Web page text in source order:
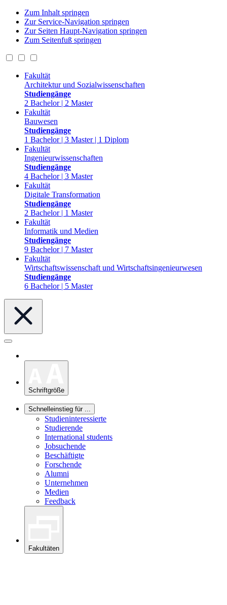
Zum Inhalt springen
Zur Service-Navigation springen
Zur Seiten Haupt-Navigation springen
Zum Seitenfuß springen
Fakultät
Architektur und Sozialwissenschaften
Studiengänge
2 Bachelor | 2 Master
Fakultät
Bauwesen
Studiengänge
1 Bachelor | 3 Master | 1 Diplom
Fakultät
Ingenieurwissenschaften
Studiengänge
4 Bachelor | 3 Master
Fakultät
Digitale Transformation
Studiengänge
2 Bachelor | 1 Master
Fakultät
Informatik und Medien
Studiengänge
9 Bachelor | 7 Master
Fakultät
Wirtschaftswissenschaft und Wirtschaftsingenieurwesen
Studiengänge
6 Bachelor | 5 Master
Schriftgröße
Schnelleinstieg für ...
Studieninteressierte
Studierende
International students
Jobsuchende
Beschäftigte
Forschende
Alumni
Unternehmen
Medien
Feedback
Fakultäten